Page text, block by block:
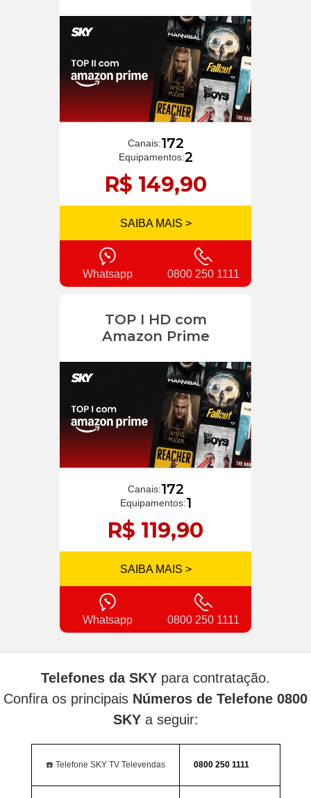
Canais:172
Equipamentos:2
R$ 149,90
SAIBA MAIS >
Whatsapp 0800 250 1111
TOP I HD com
Amazon Prime
Canais:172
Equipamentos:1
R$ 119,90
SAIBA MAIS >
Whatsapp 0800 250 1111
Telefones da SKY para contratação.
Confira os principais Números de Telefone 0800
SKYa seguir:
☎️ Telefone SKY TV Televendas 0800 250 1111